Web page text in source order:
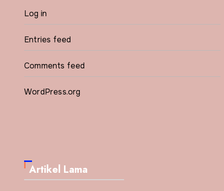
Log in
Entries feed
Comments feed
WordPress.org
Artikel Lama